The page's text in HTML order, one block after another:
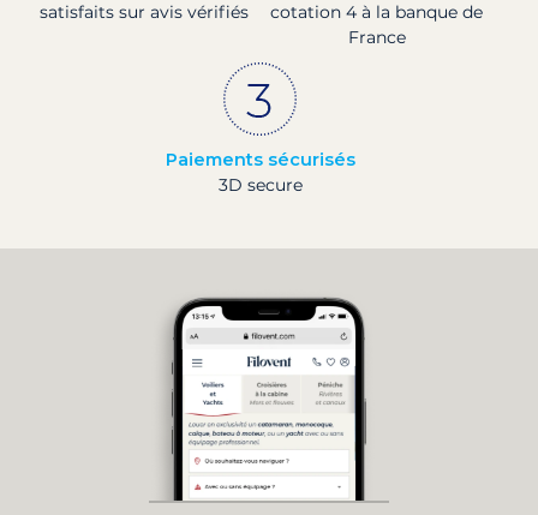
satisfaits sur avis vérifiés
cotation 4 à la banque de
France
Paiements sécurisés
3D secure